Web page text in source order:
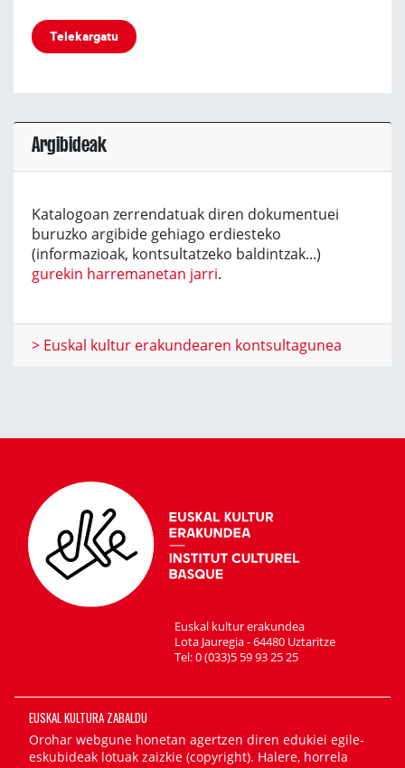
Telekargatu
Argibideak
Katalogoan zerrendatuak diren dokumentuei
buruzko argibide gehiago erdiesteko
(informazioak, kontsultatzeko baldintzak...)
gurekin harremanetan jarri.
> Euskal kultur erakundearen kontsultagunea
Euskal kultur erakundea
Lota Jauregia - 64480 Uztaritze
Tel: 0 (033)5 59 93 25 25
EUSKAL KULTURA ZABALDU
Orohar webgune honetan agertzen diren edukiei egile-
eskubideak lotuak zaizkie (copyright). Halere, horrela